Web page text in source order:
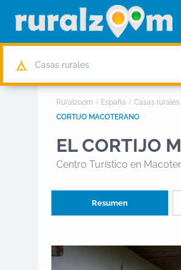
Casas rurales
Ruralzoom España Casas
CORTIJO MACOTERANO
EL CORTIJO
Centro Turístico en
Resumen